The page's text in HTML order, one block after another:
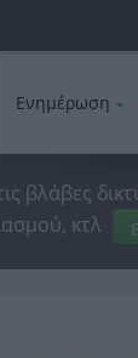
Ενημέρωση
βλάβες
κτλ